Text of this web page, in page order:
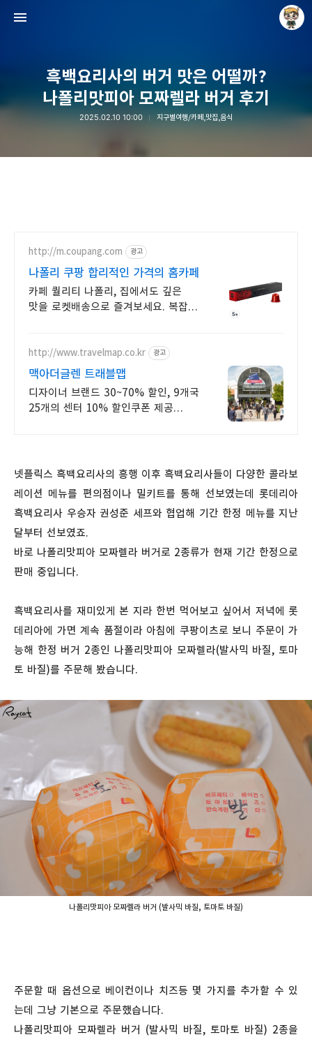
흑백요리사의 버거 맛은 어떨까?
나폴리맛피아 모짜렐라 버거 후기
2025.02.10 10:00 지구별여행/카페,맛집,음식
http://m.coupang.com 광고
나폴리 쿠팡 합리적인 가격의 홈카페
카페 퀄리티 나폴리, 집에서도 깊은
맛을 로켓배송으로 즐겨보세요. 복잡한
http://www.travelmap.co.kr 광고
맥아더글렌 트래블맵
디자이너 브랜드 30~70% 할인, 9개국
25개의 센터 10% 할인쿠폰 제공
넷플릭스 흑백요리사의 흥행 이후 흑백요리사들이 다양한 콜라보
레이션 메뉴를 편의점이나 밀키트를 통해 선보였는데 롯데리아
흑백요리사 우승자 권성준 세프와 협업해 기간 한정 메뉴를 지난
달부터 선보였죠.
바로 나폴리맛피아 모짜렐라 버거로 2종류가 현재 기간 한정으로
판매 중입니다.
흑백요리사를 재미있게 본 지라 한번 먹어보고 싶어서 저녁에 롯
데리아에 가면 계속 품절이라 아침에 쿠팡이츠로 보니 주문이 가
능해 한정 버거 2종인 나폴리맛피아 모짜렐라(발사믹 바질, 토마
토 바질)를 주문해 봤습니다.
나폴리맛피아 모짜렐라 버거 (발사믹 바질, 토마토 바질)
주문할 때 옵션으로 베이컨이나 치즈등 몇 가지를 추가할 수 있
는데 그냥 기본으로 주문했습니다.
나폴리맛피아 모짜렐라 버거 (발사믹 바질, 토마토 바질) 2종을
Raycat : Photo and Story